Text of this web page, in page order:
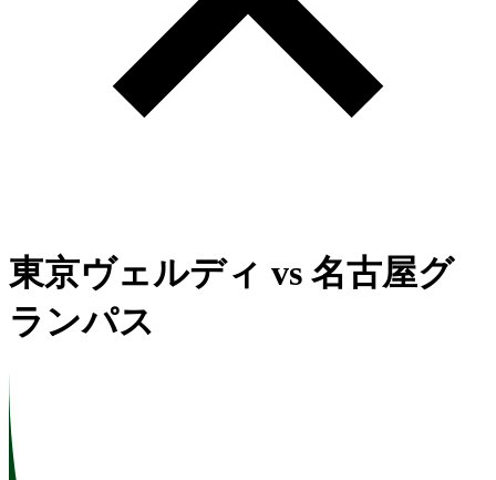
東京ヴェルディ vs 名古屋グ
ランパス